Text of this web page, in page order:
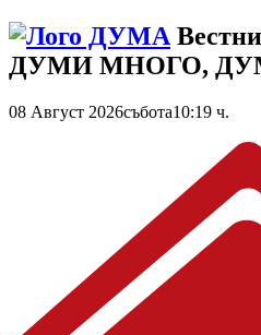
ДУМИ МНОГО,
08 Август 2026събота10:19 ч.